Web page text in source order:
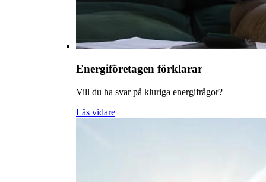
Energiföretagen förklarar
Vill du ha svar på kluriga energifrågor?
Läs vidare